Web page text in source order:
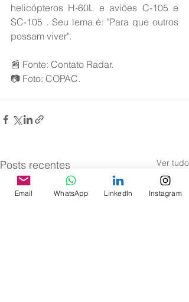
helicópteros H-60L e aviões C-105 e
SC-105 . Seu lema é: "Para que outros
possam viver".
📰 Fonte: Contato Radar.
📷 Foto: COPAC.
Posts recentes Ver tudo
Email WhatsApp LinkedIn Instagram